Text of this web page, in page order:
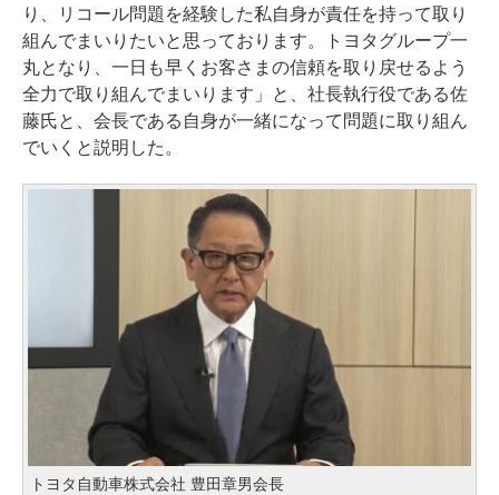
り、リコール問題を経験した私自身が責任を持って取り
組んでまいりたいと思っております。トヨタグループ一
丸となり、一日も早くお客さまの信頼を取り戻せるよう
全力で取り組んでまいります」と、社長執行役である佐
藤氏と、会長である自身が一緒になって問題に取り組ん
でいくと説明した。
トヨタ自動車株式会社 豊田章男会長